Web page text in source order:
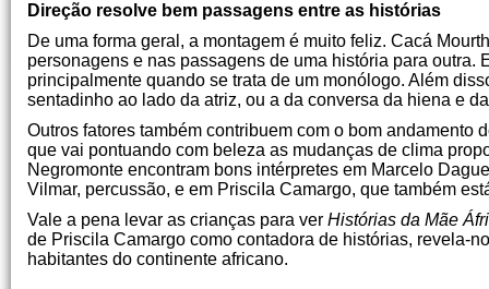
Direção resolve bem passagens entre as histórias
De uma forma geral, a montagem é muito feliz. Cacá
personagens e nas passagens de uma história para
principalmente quando se trata de um monólogo. Além
sentadinho ao lado da atriz, ou a da conversa da hiena e
Outros fatores também contribuem com o bom
que vai pontuando com beleza as mudanças de clima
Negromonte encontram bons intérpretes em Marcelo
Vilmar, percussão, e em PrisciIa Camargo, que também
Vale a pena levar as crianças para ver Histórias da Mãe
de Priscila Camargo como contadora de histórias, revela-
habitantes do continente africano.